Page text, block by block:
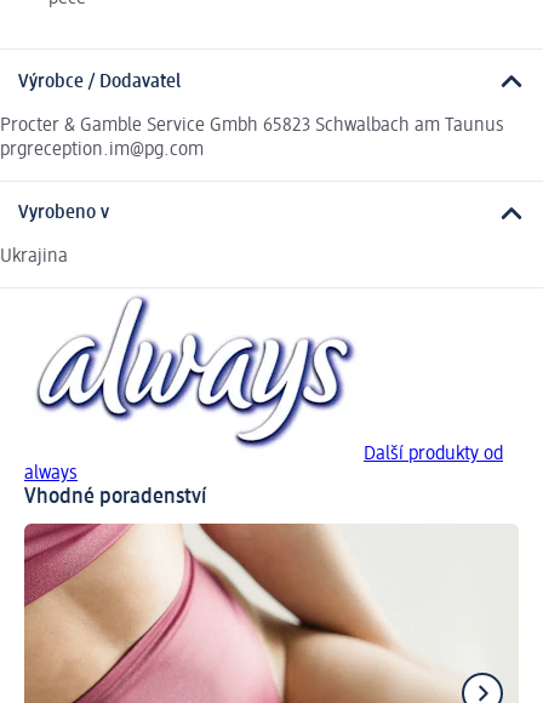
Výrobce / Dodavatel
Procter & Gamble Service Gmbh 65823 Schwalbach am Taunus
prgreception.im@pg.com
Vyrobeno v
Ukrajina
Další produkty od
always
Vhodné poradenství